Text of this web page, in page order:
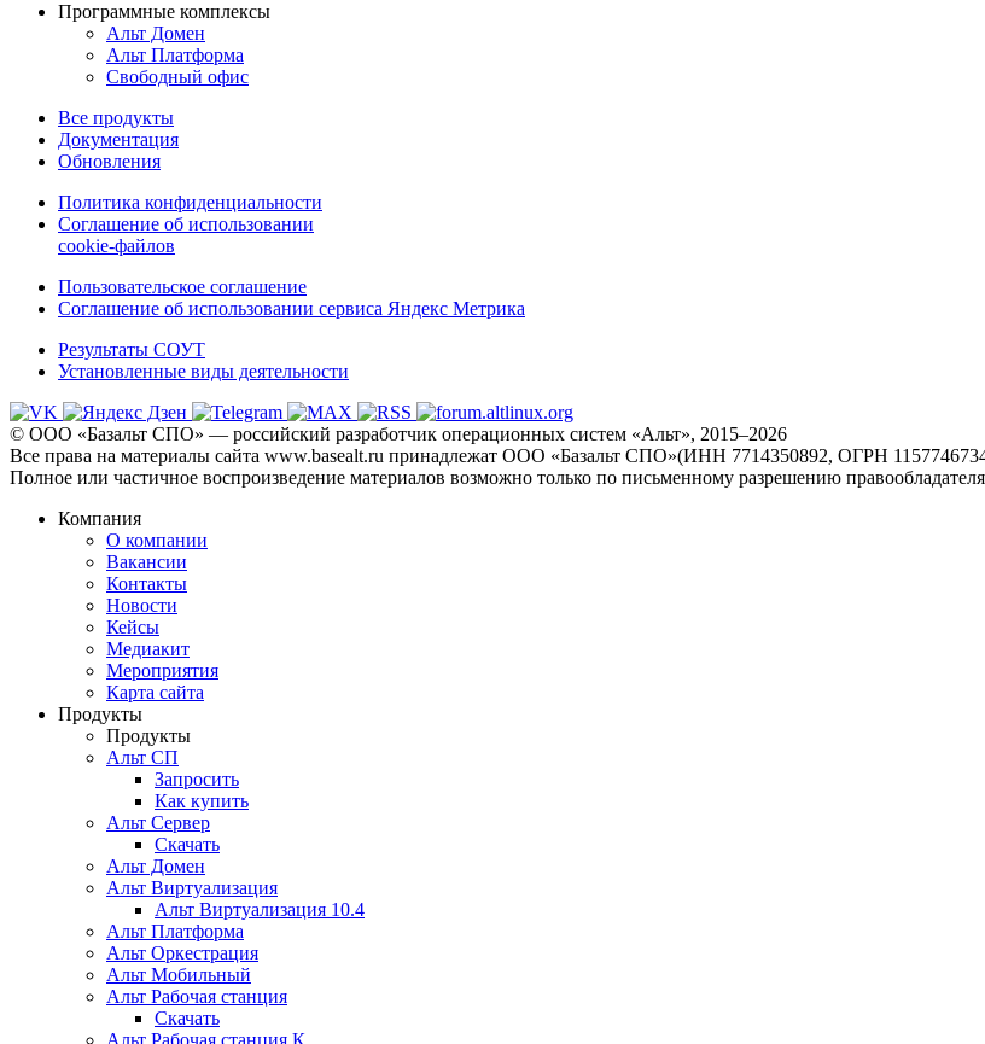
Программные комплексы
Альт Домен
Альт Платформа
Свободный офис
Все продукты
Документация
Обновления
Политика конфиденциальности
Соглашение об использовании
cookie-файлов
Пользовательское соглашение
Соглашение об использовании сервиса Яндекс Метрика
Результаты СОУТ
Установленные виды деятельности
© ООО «Базальт СПО» — российский разработчик операционных систем «Альт», 2015–2026
Все права на материалы сайта www.basealt.ru принадлежат ООО «Базальт СПО»(ИНН 7714350892, ОГРН
Полное или частичное воспроизведение материалов возможно только по письменному разрешению
Компания
О компании
Вакансии
Контакты
Новости
Кейсы
Медиакит
Мероприятия
Карта сайта
Продукты
Продукты
Альт СП
Запросить
Как купить
Альт Сервер
Скачать
Альт Домен
Альт Виртуализация
Альт Виртуализация 10.4
Альт Платформа
Альт Оркестрация
Альт Мобильный
Альт Рабочая станция
Скачать